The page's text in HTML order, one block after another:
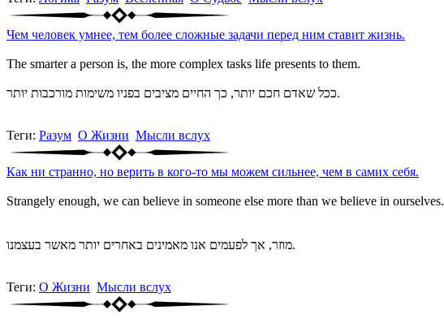
Чем человек умнее, тем более сложные задачи перед ним ставит жизнь.
The smarter a person is, the more complex tasks life presents to them.
ככל שאדם חכם יותר, כך החיים מציבים בפניו משימות מורכבות יותר.
Теги: Разум О Жизни Мысли вслух
Как ни странно, но верить в кого-то мы можем сильнее, чем в самих себя.
Strangely enough, we can believe in someone else more than we believe in ourselves.
מוזר, אך לפעמים אנו מאמינים באחרים יותר מאשר בעצמנו.
Теги: О Жизни Мысли вслух